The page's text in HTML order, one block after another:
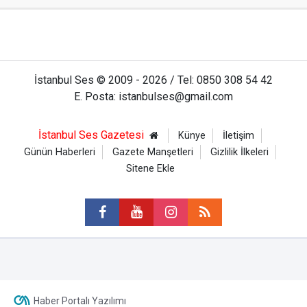
İstanbul Ses © 2009 - 2026 / Tel: 0850 308 54 42
E. Posta: istanbulses@gmail.com
İstanbul Ses Gazetesi Künye
İletişim
Günün Haberleri
Gazete Manşetleri
Gizlilik İlkeleri
Sitene Ekle
Haber Portalı Yazılımı